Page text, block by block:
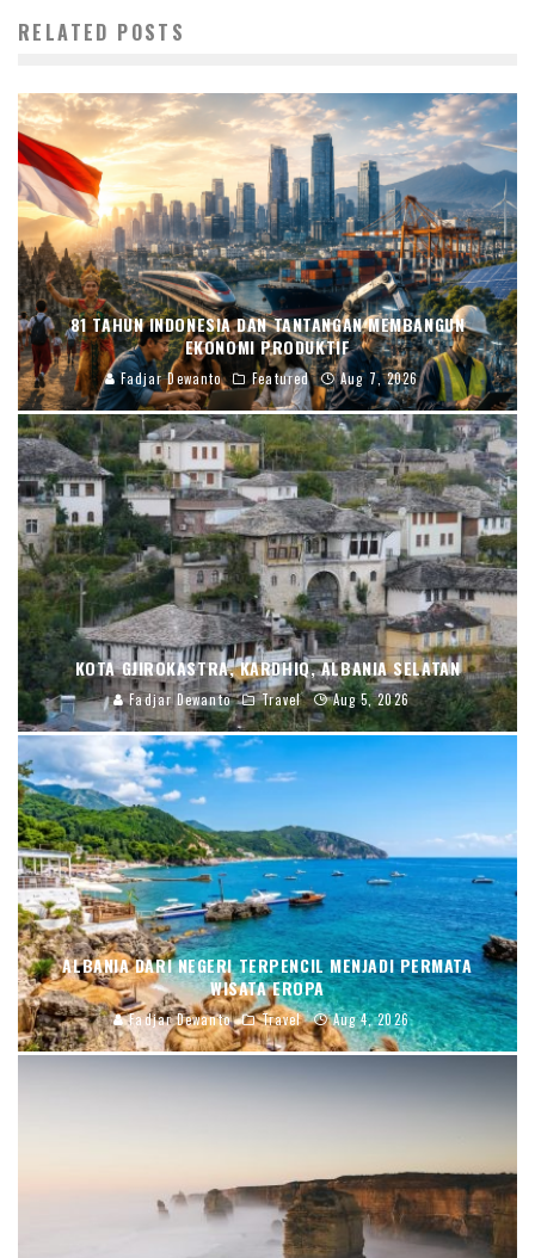
RELATED POSTS
81 TAHUN INDONESIA DAN TANTANGAN MEMBANGUN
EKONOMI PRODUKTIF
Fadjar Dewanto Featured Aug 7, 2026
KOTA GJIROKASTRA, KARDHIQ, ALBANIA SELATAN
Fadjar Dewanto Travel Aug 5, 2026
ALBANIA DARI NEGERI TERPENCIL MENJADI PERMATA
WISATA EROPA
Fadjar Dewanto Travel Aug 4, 2026